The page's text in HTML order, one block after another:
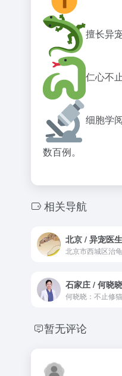
擅长异
仁心不
细胞学
数百例。
相关导航
北京 / 异宠医
暂无评论